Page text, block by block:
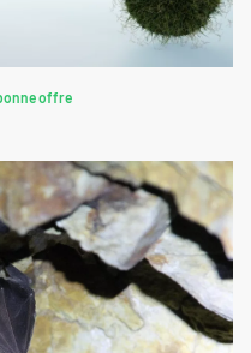
offre